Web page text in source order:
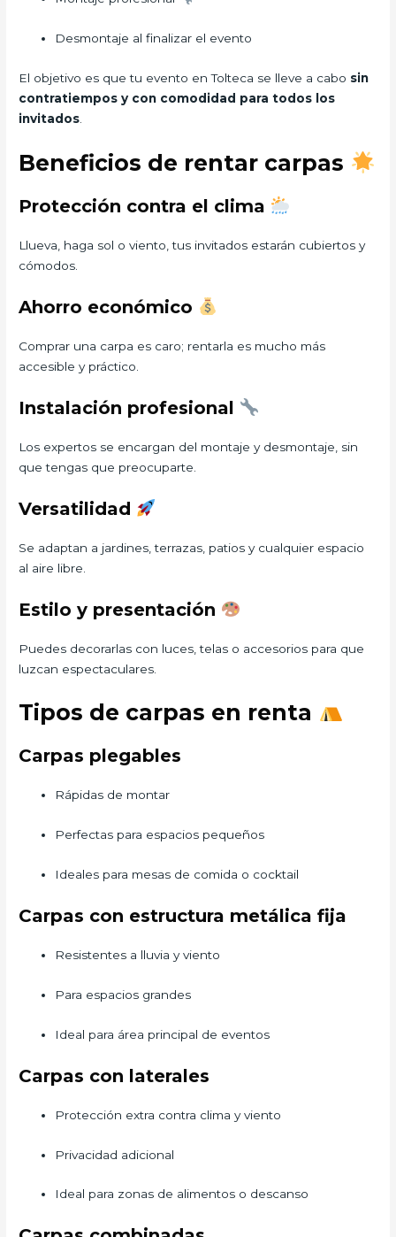
Desmontaje al finalizar el evento
El objetivo es que tu evento en Tolteca se lleve a cabo sin
contratiempos y con comodidad para todos los
invitados
Beneficios de rentar carpas
Protección contra el clima
Llueva, haga sol o viento, tus invitados estarán cubiertos y
cómodos.
Ahorro económico
Comprar una carpa es caro; rentarla es mucho más
accesible y práctico.
Instalación profesional
Los expertos se encargan del montaje y desmontaje, sin
que tengas que preocuparte.
Versatilidad
Se adaptan a jardines, terrazas, patios y cualquier espacio
al aire libre.
Estilo y presentación
Puedes decorarlas con luces, telas o accesorios para que
luzcan espectaculares.
Tipos de carpas en renta
Carpas plegables
Rápidas de montar
Perfectas para espacios pequeños
Ideales para mesas de comida o cocktail
Carpas con estructura metálica fija
Resistentes a lluvia y viento
Para espacios grandes
Ideal para área principal de eventos
Carpas con laterales
Protección extra contra clima y viento
Privacidad adicional
Ideal para zonas de alimentos o descanso